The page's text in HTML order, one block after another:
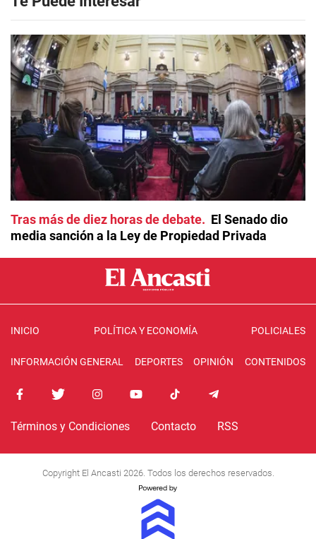
Tras más de diez horas de debate
El Senado dio
media sanción a la Ley de Propiedad Privada
INICIO POLÍTICA Y ECONOMÍA POLICIALES
INFORMACIÓN GENERAL DEPORTES OPINIÓN CONTENIDOS
Términos y Condiciones Contacto RSS
Copyright El Ancasti 2026. Todos los derechos reservados.